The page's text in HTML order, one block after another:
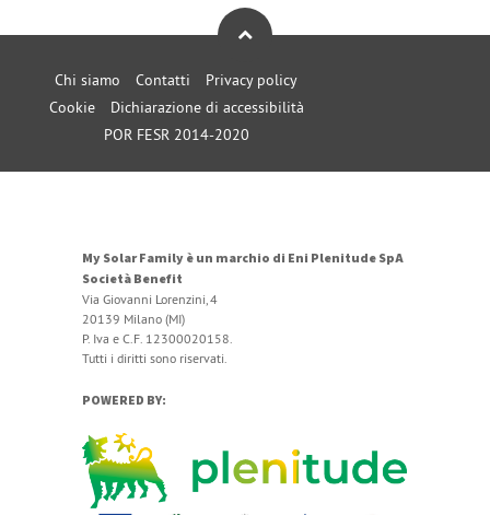
Chi siamo Contatti
Privacy policy
Cookie
Dichiarazione di accessibilità
POR FESR 2014-2020
My Solar Family è un marchio di Eni Plenitude SpA
Società Benefit
Via Giovanni Lorenzini, 4
20139 Milano (MI)
P. Iva e C.F. 12300020158.
Tutti i diritti sono riservati.
POWERED BY: